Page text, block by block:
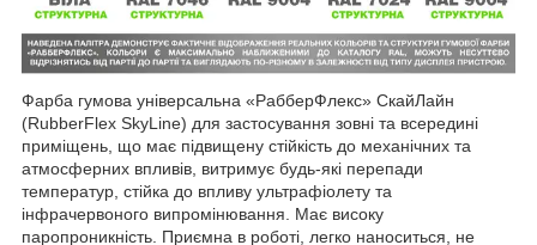
Фарба гумова універсальна «РабберФлекс» СкайЛайн
(RubberFlex SkyLine) для застосування зовні та всередині
приміщень, що має підвищену стійкість до механічних та
атмосферних впливів, витримує будь-які перепади
температур, стійка до впливу ультрафіолету та
інфрачервоного випромінювання. Має високу
паропроникність. Приємна в роботі, легко наноситься, не